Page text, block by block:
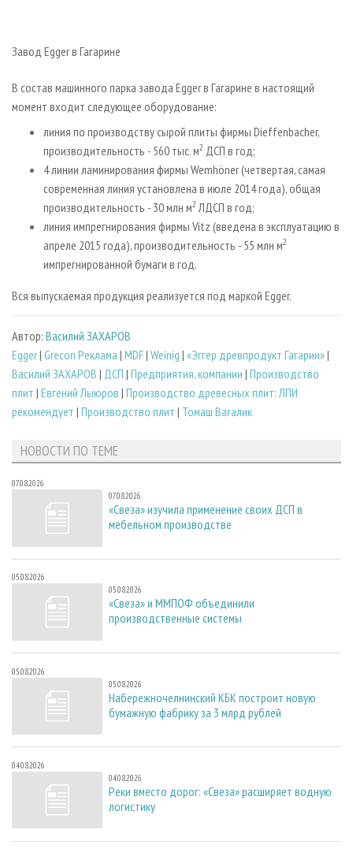
Завод Egger в Гагарине
В состав машинного парка завода Egger в Гагарине в настоящий
момент входит следующее оборудование:
линия по производству сырой плиты фирмы Dieffenbacher,
производительность - 560 тыс. м2 ДСП в год;
4 линии ламинирования фирмы Wemhöner (четвертая, самая
современная линия установлена в июле 2014 года), общая
производительность - 30 млн м2 ЛДСП в год;
линия импрегнирования фирмы Vitz (введена в эксплуатацию в
апреле 2015 года), производительность - 55 млн м2
импрегнированной бумаги в год.
Вся выпускаемая продукция реализуется под маркой Egger.
Автор: Василий ЗАХАРОВ
Egger| Grecon Реклама | MDF| Weinig | «Эггер древпродукт Гагарин»|
Василий ЗАХАРОВ | ДСП | Предприятия, компании | Производство
плит | Евгений Лыюров | Производство древесных плит: ЛПИ
рекомендует | Производство плит | Томаш Вагалик
НОВОСТИ ПО ТЕМЕ
07.08.2026
07.08.2026
«Свеза» изучила применение своих ДСП в
мебельном производстве
05.08.2026
05.08.2026
«Свеза» и ММПОФ объединили
производственные системы
05.08.2026
05.08.2026
Набережночелнинский КБК построит новую
бумажную фабрику за 3 млрд рублей
04.08.2026
04.08.2026
Реки вместо дорог: «Свеза» расширяет водную
логистику